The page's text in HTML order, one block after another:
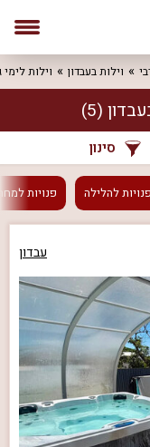
וילות בעבדון וילות לימי
(5)
סינון
פנויותלהלילה פנויות
עבדון